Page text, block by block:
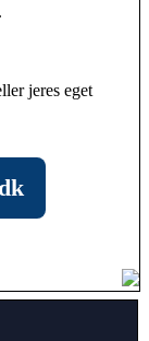
jeres eget